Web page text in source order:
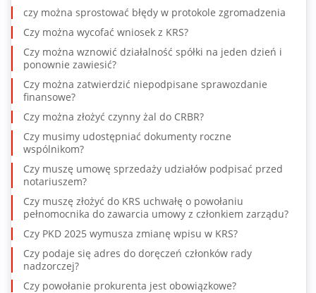
czy można sprostować błędy w protokole zgromadzenia
Czy można wycofać wniosek z KRS?
Czy można wznowić działalność spółki na jeden dzień i
ponownie zawiesić?
Czy można zatwierdzić niepodpisane sprawozdanie
finansowe?
Czy można złożyć czynny żal do CRBR?
Czy musimy udostępniać dokumenty roczne
wspólnikom?
Czy muszę umowę sprzedaży udziałów podpisać przed
notariuszem?
Czy muszę złożyć do KRS uchwałę o powołaniu
pełnomocnika do zawarcia umowy z członkiem zarządu?
Czy PKD 2025 wymusza zmianę wpisu w KRS?
Czy podaje się adres do doręczeń członków rady
nadzorczej?
Czy powołanie prokurenta jest obowiązkowe?